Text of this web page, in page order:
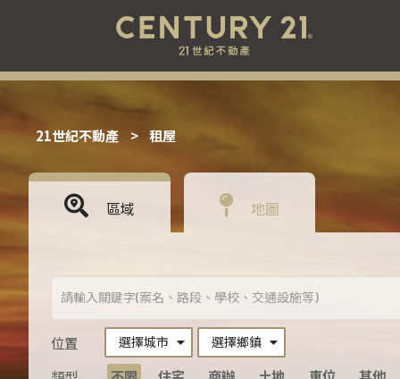
21世紀不動產 > 租屋
區域 地圖
位置 選擇城市 選擇鄉鎮